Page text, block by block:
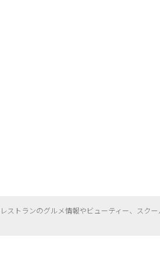
ストランのグルメ情報やビューティー、 スク